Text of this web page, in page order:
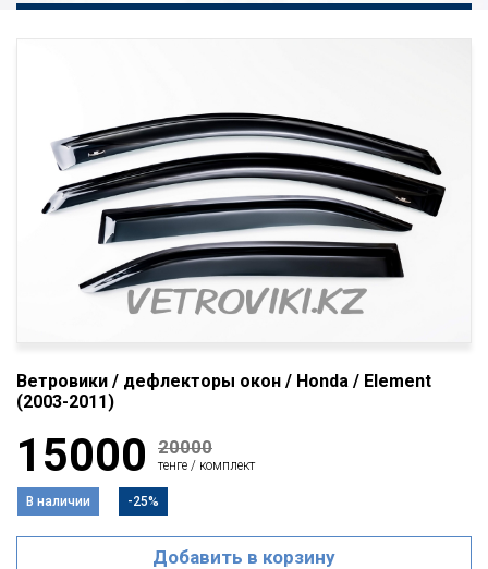
Ветровики / дефлекторы окон / Honda / Element
(2003-2011)
15000 20000
тенге / комплект
В наличии -25%
Добавить в корзину